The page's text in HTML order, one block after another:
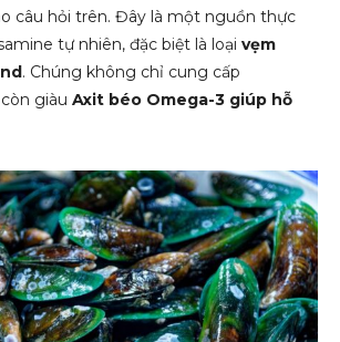
câu hỏi trên. Đây là một nguồn thực
tự nhiên, đặc biệt là loại vẹm
. Chúng không chỉ cung cấp
giàu Axit béo Omega-3 giúp hỗ